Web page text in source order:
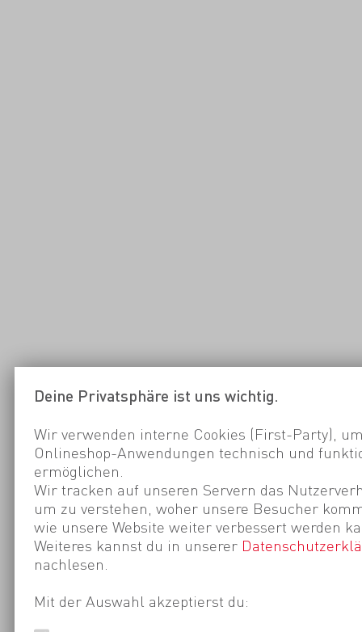
Deine Privatsphäre ist uns wichtig.
Wir verwenden interne Cookies (First-Party),
Onlineshop-Anwendungen technisch und
ermöglichen.
Wir tracken auf unseren Servern das
um zu verstehen, woher unsere Besucher
wie unsere Website weiter verbessert werden
Weiteres kannst du in unserer
nachlesen.
Mit der Auswahl akzeptierst du: